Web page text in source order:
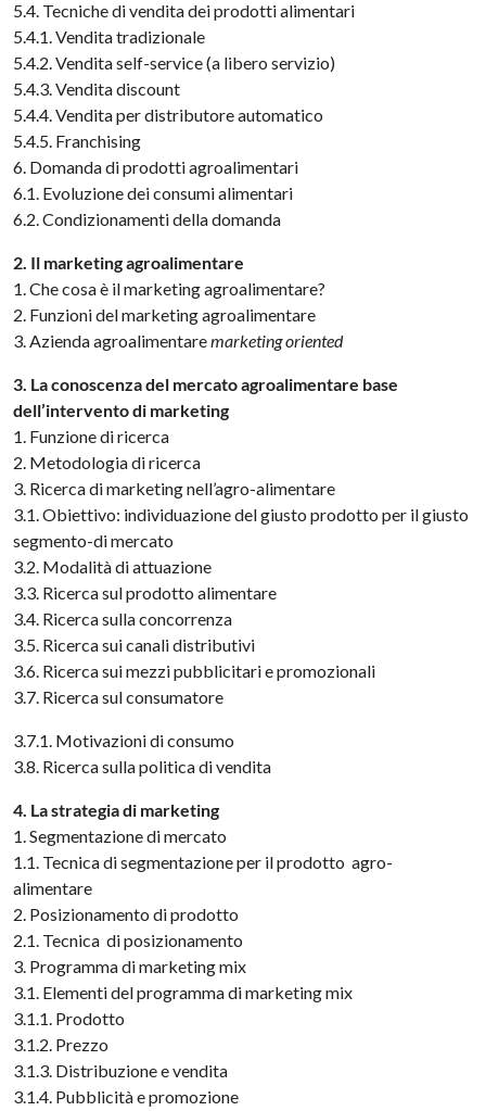
5.4. Tecniche di vendita dei prodotti alimentari
5.4.1. Vendita tradizionale
5.4.2. Vendita self-service (a libero servizio)
5.4.3. Vendita discount
5.4.4. Vendita per distributore automatico
5.4.5. Franchising
6. Domanda di prodotti agroalimentari
6.1. Evoluzione dei consumi alimentari
6.2. Condizionamenti della domanda
2. Il marketing agroalimentare
1. Che cosa è il marketing agroalimentare?
2. Funzioni del marketing agroalimentare
3. Azienda agroalimentaremarketing oriented
3. La conoscenza del mercato agroalimentare base
dell’intervento di marketing
1. Funzione di ricerca
2. Metodologia di ricerca
3. Ricerca di marketing nell’agro-alimentare
3.1. Obiettivo: individuazione del giusto prodotto per il giusto
segmento-di mercato
3.2. Modalità di attuazione
3.3. Ricerca sul prodotto alimentare
3.4. Ricerca sulla concorrenza
3.5. Ricerca sui canali distributivi
3.6. Ricerca sui mezzi pubblicitari e promozionali
3.7. Ricerca sul consumatore
3.7.1. Motivazioni di consumo
3.8. Ricerca sulla politica di vendita
4. La strategia di marketing
1. Segmentazione di mercato
1.1. Tecnica di segmentazione per il prodotto agro-
alimentare
2. Posizionamento di prodotto
2.1. Tecnica di posizionamento
3. Programma di marketing mix
3.1. Elementi del programma di marketing mix
3.1.1. Prodotto
3.1.2. Prezzo
3.1.3. Distribuzione e vendita
3.1.4. Pubblicità e promozione